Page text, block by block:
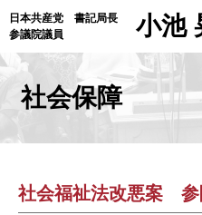
日本共産党 書記局長
参議院議員
小池
社会保障
社会福祉法改悪案